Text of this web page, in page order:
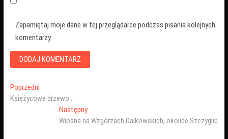
Zapamiętaj moje dane w tej przeglądarce podczas pisania kolejnych
komentarzy.
Nawigacja
wpisu
PoprzedniPoprzedni
wpis:
Księżycowe drzewo…
NastępnyNastępny
wpis:
Wiosna na Wzgórzach Dalkowskich, okolice Szczyglic